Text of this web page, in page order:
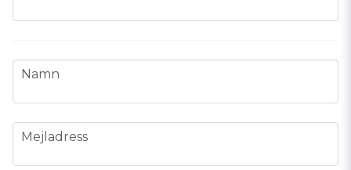
name
Namn
email
Mejladress